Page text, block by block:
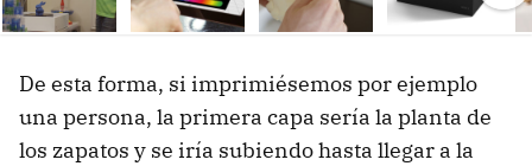
De esta forma, si imprimiésemos por ejemplo
una persona, la primera capa sería la planta de
los zapatos y se iría subiendo hasta llegar a la